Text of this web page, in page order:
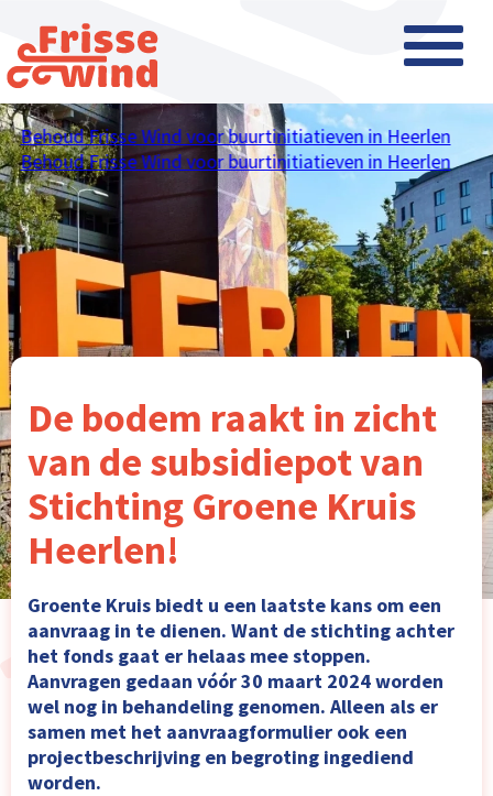
Behoud Frisse Wind voor buurtinitiatieven in Heerlen
Behoud Frisse Wind voor buurtinitiatieven in Heerlen
De bodem raakt in zicht
van de subsidiepot van
Stichting Groene Kruis
Heerlen!
Groente Kruis biedt u een laatste kans om een
aanvraag in te dienen. Want de stichting achter
het fonds gaat er helaas mee stoppen.
Aanvragen gedaan vóór 30 maart 2024worden
wel nog in behandeling genomen. Alleen als er
samen met het aanvraagformulier ook een
projectbeschrijving en begroting ingediend
worden.